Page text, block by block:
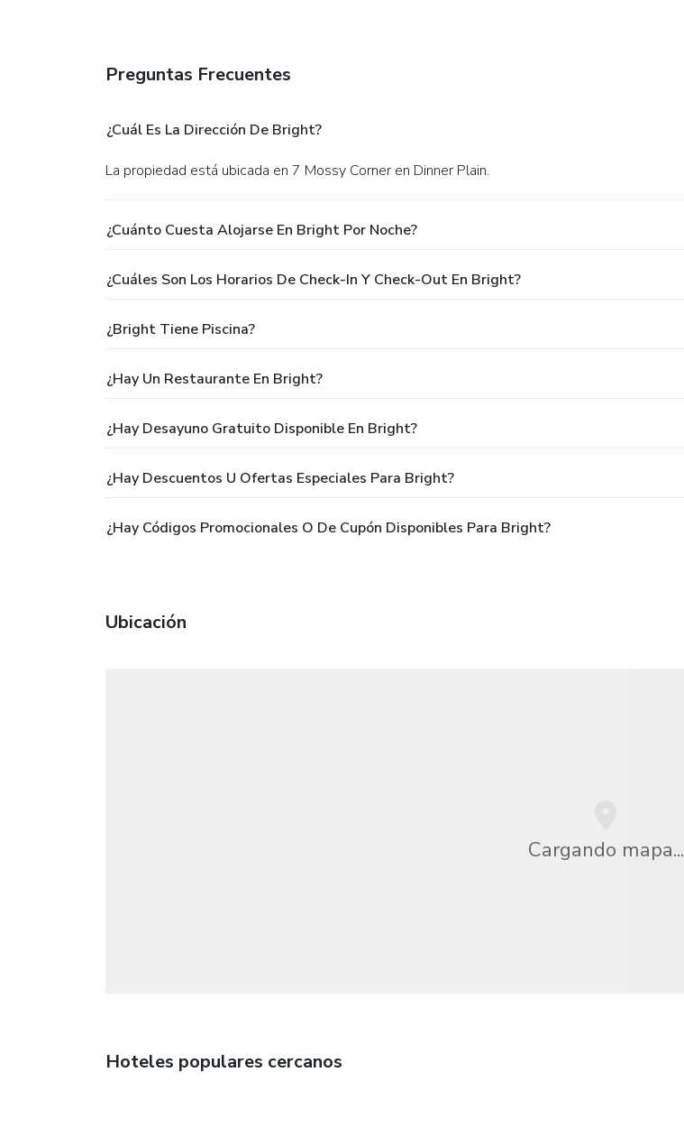
Preguntas Frecuentes
¿Cuál Es La Dirección De Bright?
La propiedad está ubicada en 7 Mossy Corner en Dinner Plain.
¿Cuánto Cuesta Alojarse En Bright Por Noche?
¿Cuáles Son Los Horarios De Check-In Y Check-Out En Bright?
¿Bright Tiene Piscina?
¿Hay Un Restaurante En Bright?
¿Hay Desayuno Gratuito Disponible En Bright?
¿Hay Descuentos U Ofertas Especiales Para Bright?
¿Hay Códigos Promocionales O De Cupón Disponibles Para Bright?
Ubicación
Cargando mapa...
Hoteles populares cercanos